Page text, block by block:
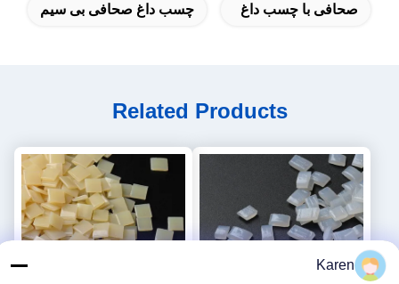
صحافی با چسب داغ چسب داغ صحافی بی سیم
Related Products
Karen